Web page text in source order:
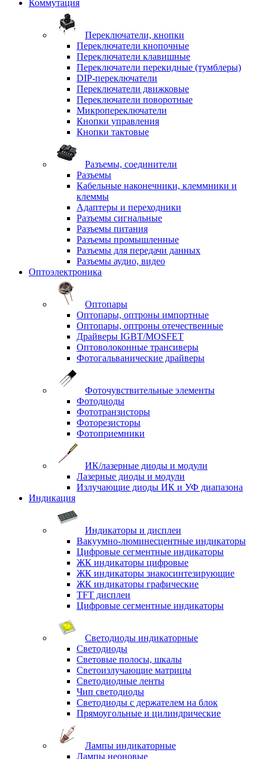
Коммутация
Переключатели, кнопки
Переключатели кнопочные
Переключатели клавишные
Переключатели перекидные (тумблеры)
DIP-переключатели
Переключатели движковые
Переключатели поворотные
Микропереключатели
Кнопки управления
Кнопки тактовые
Разъемы, соединители
Разъемы
Кабельные наконечники, клеммники и
клеммы
Адаптеры и переходники
Разъемы сигнальные
Разъемы питания
Разъемы промышленные
Разъемы для передачи данных
Разъемы аудио, видео
Оптоэлектроника
Оптопары
Оптопары, оптроны импортные
Оптопары, оптроны отечественные
Драйверы IGBT/MOSFET
Оптоволоконные трансиверы
Фотогальванические драйверы
Фоточувствительные элементы
Фотодиоды
Фототранзисторы
Фоторезисторы
Фотоприемники
ИК/лазерные диоды и модули
Лазерные диоды и модули
Излучающие диоды ИК и УФ диапазона
Индикация
Индикаторы и дисплеи
Вакуумно-люминесцентные индикаторы
Цифровые сегментные индикаторы
ЖК индикаторы цифровые
ЖК индикаторы знакосинтезирующие
ЖК индикаторы графические
TFT дисплеи
Цифровые сегментные индикаторы
Светодиоды индикаторные
Светодиоды
Световые полосы, шкалы
Светоизлучающие матрицы
Светодиодные ленты
Чип светодиоды
Светодиоды с держателем на блок
Прямоугольные и цилиндрические
Лампы индикаторные
Лампы неоновые